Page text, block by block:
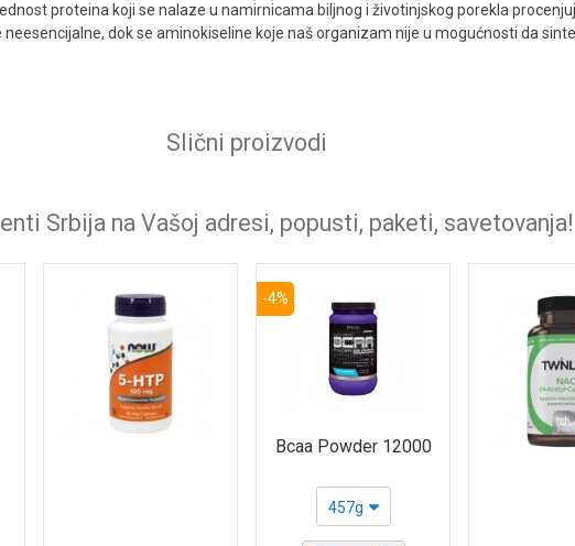
proteina koji se nalaze u namirnicama biljnog i životinjskog porekla
dok se aminokiseline koje naš organizam nije u mogućnosti da
Slični proizvodi
Srbija na Vašoj adresi, popusti, paketi, savetovanja!
-4%
Bcaa Powder 12000
457g